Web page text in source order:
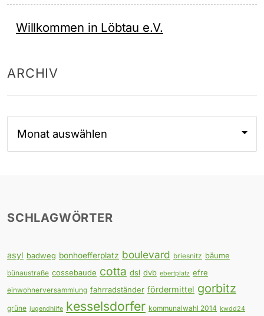
Willkommen in Löbtau e.V.
ARCHIV
SCHLAGWÖRTER
asyl badweg bonhoefferplatz boulevard briesnitz bäume
bünaustraße cossebaude cotta dsl dvb ebertplatz efre
einwohnerversammlung fahrradständer fördermittel gorbitz
grüne jugendhilfe kesselsdorfer kommunalwahl 2014 kwdd24